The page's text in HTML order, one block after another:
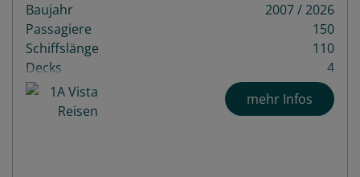
Baujahr
2007 / 2026
Passagiere
150
Schiffslänge
110
Decks
4
mehr Infos